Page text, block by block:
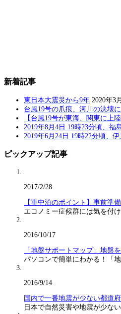
新着記事
東日本大震災から9年 2020年3
台風19号の爪痕、河川の決壊
【台風19号が東海、関東に上
2019年8月4日 19時23分頃、福
2019年6月24日 19時22分頃、
ピックアップ記事
2017/2/28
【車中泊のポイント】事前準
エコノミー症候群には気を付
2016/10/17
「地盤サポートマップ」地盤
パソコンで簡単にわかる！「
2016/9/14
国内で一番地震が少ない都道
日本で自然災害や地震が少な